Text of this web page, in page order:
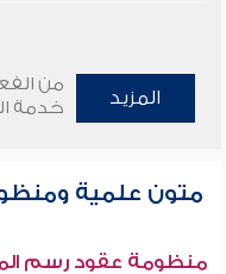
المزيد
من
خدمة
متون علمية
منظومة عقود رسم